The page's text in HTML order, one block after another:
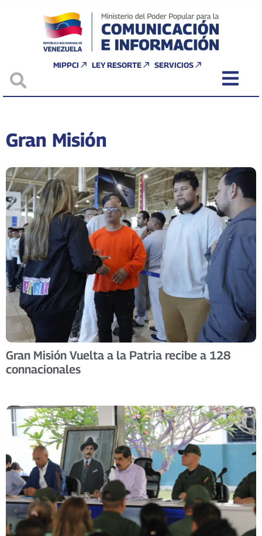
MIPPCI LEY RESORTE SERVICIOS
Gran Misión
Gran Misión Vuelta a la Patria recibe a 128
connacionales